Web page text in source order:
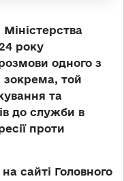
року
одного з
зокрема, той
та
до служби в
проти
на сайті Головного